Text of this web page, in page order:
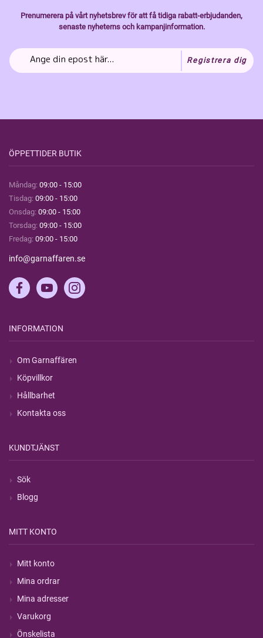
Prenumerera på vårt nyhetsbrev för att få tidiga rabatt-erbjudanden,
senaste nyheterns och kampanjinformation.
Registrera dig
ÖPPETTIDER BUTIK
Måndag: 09:00 - 15:00
Tisdag: 09:00 - 15:00
Onsdag: 09:00 - 15:00
Torsdag: 09:00 - 15:00
Fredag: 09:00 - 15:00
info@garnaffaren.se
INFORMATION
Om Garnaffären
Köpvillkor
Hållbarhet
Kontakta oss
KUNDTJÄNST
Sök
Blogg
MITT KONTO
Mitt konto
Mina ordrar
Mina adresser
Varukorg
Önskelista